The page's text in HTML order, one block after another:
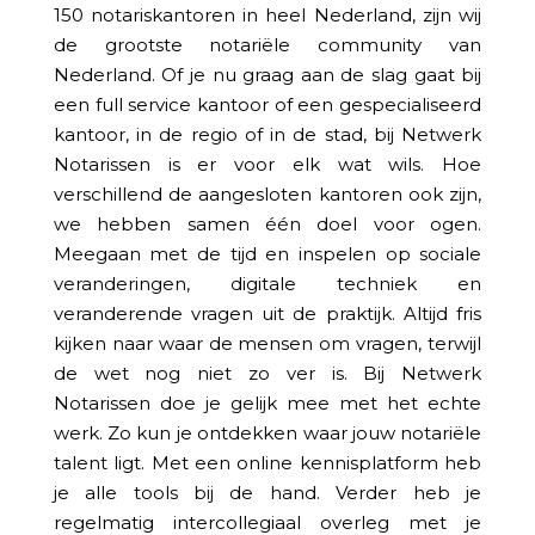
150 notariskantoren in heel Nederland, zijn wij
de grootste notariële community van
Nederland. Of je nu graag aan de slag gaat bij
een full service kantoor of een gespecialiseerd
kantoor, in de regio of in de stad, bij Netwerk
Notarissen is er voor elk wat wils. Hoe
verschillend de aangesloten kantoren ook zijn,
we hebben samen één doel voor ogen.
Meegaan met de tijd en inspelen op sociale
veranderingen, digitale techniek en
veranderende vragen uit de praktijk. Altijd fris
kijken naar waar de mensen om vragen, terwijl
de wet nog niet zo ver is. Bij Netwerk
Notarissen doe je gelijk mee met het echte
werk. Zo kun je ontdekken waar jouw notariële
talent ligt. Met een online kennisplatform heb
je alle tools bij de hand. Verder heb je
regelmatig intercollegiaal overleg met je